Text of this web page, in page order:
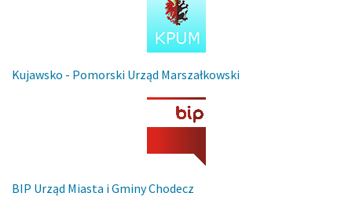
Kujawsko - Pomorski Urząd Marszałkowski
BIP Urząd Miasta i Gminy Chodecz